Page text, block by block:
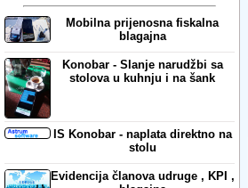
Mobilna prijenosna fiskalna
blagajna
Konobar - Slanje narudžbi sa
stolova u kuhnju i na šank
IS Konobar - naplata direktno na
stolu
Evidencija članova udruge , KPI ,